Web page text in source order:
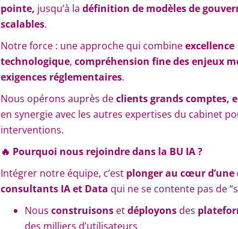
pointe, jusqu’à la définition de modèles de
scalables.
Notre force : une approche qui combineexcellence
technologique, compréhension fine des enjeux
exigences réglementaires.
Nous opérons auprès declients grands comptes,
en synergie avec les autres expertises du cabinet
interventions.
🔥 Pourquoi nous rejoindre dans la BU IA ?
Intégrer notre équipe, c’est plonger au cœur
consultants IA et Data qui ne se contente pas de
Nous construisons etdéployonsdes
des milliers d’utilisateurs